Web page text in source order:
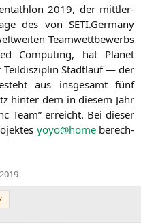
2019, der mitt­ler­
des von SETI.Germany
Team­wett­be­werbs
Com­pu­ting, hat Pla­net
Teil­dis­zi­plin Stadt­lauf — der
aus ins­ge­samt fünf
hin­ter dem in die­sem Jahr
Team” erreicht. Bei die­ser
yoyo@homeberech­